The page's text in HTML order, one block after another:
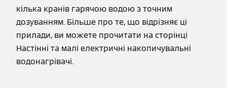
кілька кранів гарячою водою з точним
дозуванням. Більше про те, що відрізняє ці
прилади, ви можете прочитати на сторінці
Настінні та малі електричні накопичувальні
водонагрівачі.